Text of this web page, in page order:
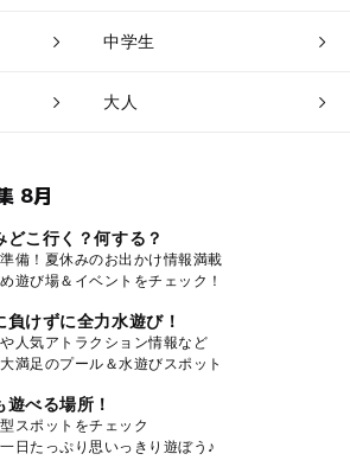
中学生
大人
8月
どこ行く？何する？
備！夏休みのお出かけ情報満載
遊び場＆イベントをチェック！
負けずに全力水遊び！
人気アトラクション情報など
満足のプール＆水遊びスポット
遊べる場所！
スポットをチェック
日たっぷり思いっきり遊ぼう♪